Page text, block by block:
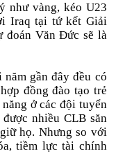
như vàng, kéo U23
Iraq tại tứ kết Giải
đoán Văn Đức sẽ là
gần đây đều có
đồng đào tạo trẻ
ở các đội tuyển
nhiều CLB săn
họ. Nhưng so với
tiềm lực tài chính